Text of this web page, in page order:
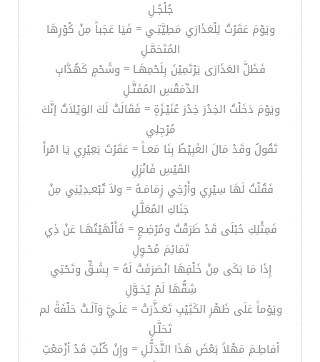
جُلْجُـلِ
ويَوْمَ عَقَرْتُ لِلْعَذَارَي مَطِيَّتِـي = فَيَا عَجَباً مِنْ كُوْرِهَا
المُتَحَمَّـلِ
فَظَلَّ العَذَارَى يَرْتَمِيْنَ بِلَحْمِهَـا = وشَحْمٍ كَهُدَّابِ
الدِّمَقْسِ المُفَتَّـلِ
ويَوْمَ دَخَلْتُ الخِدْرَ خِدْرَ عُنَيْـزَةٍ = فَقَالَتْ لَكَ الوَيْلاَتُ إنَّكَ
مُرْجِلِي
تَقُولُ وقَدْ مَالَ الغَبِيْطُ بِنَا مَعـاً = عَقَرْتَ بَعِيْرِي يَا امْرأَ
القَيْسِ فَانْزِلِ
فَقُلْتُ لَهَا سِيْرِي وأَرْخِي زِمَامَـهُ = ولاَ تُبْعـِدِيْنِي مِنْ
جَنَاكِ المُعَلَّـلِ
فَمِثْلِكِ حُبْلَى قَدْ طَرَقْتُ ومُرْضِـعٍ = فَأَلْهَيْتُهَـا عَنْ ذِي
تَمَائِمَ مُحْـوِلِ
إِذَا مَا بَكَى مِنْ خَلْفِهَا انْصَرَفَتْ لَهُ = بِشَـقٍّ وتَحْتِي
شِقُّهَا لَمْ يُحَـوَّلِ
ويَوْماً عَلَى ظَهْرِ الكَثِيْبِ تَعَـذَّرَتْ = عَلَـيَّ وَآلَـتْ حَلْفَةً لم
تَحَلَّـلِ
أفاطِـمَ مَهْلاً بَعْضَ هَذَا التَّدَلُّـلِ = وإِنْ كُنْتِ قَدْ أزْمَعْتِ